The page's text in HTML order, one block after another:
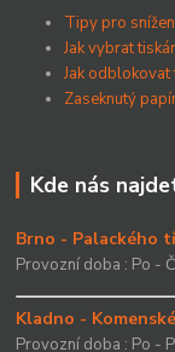
Tipy pro
Jak vybrat
Jak odblokovat
Zaseknutý
Kde nás
Brno - Palackého
Provozní doba : Po -
Kladno -
Provozní doba : Po -